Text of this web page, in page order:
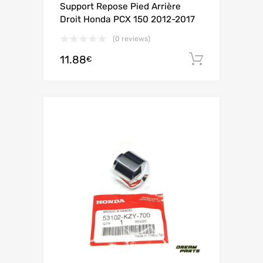
Support Repose Pied Arrière
Droit Honda PCX 150 2012-2017
(0 reviews)
11.88€